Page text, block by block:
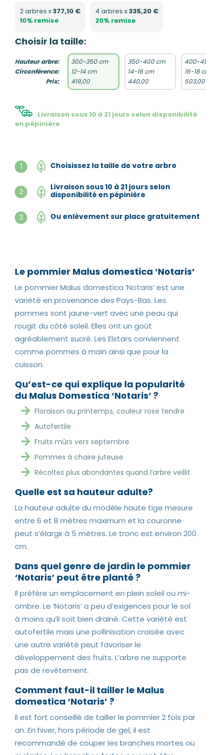
2 arbres x377,10 €
10% remise
4 arbres x335,20 €
20% remise
Choisir la taille:
Hauteur arbre:
Circonférence:
Prix:
300-350 cm
12-14 cm
419,00
350-400 cm
14-16 cm
440,00
400-450
16-18 cm
503,00
Livraison sous 10 à 21 jours selon disponibilité
en pépinière
1 Choisissez la taille de votre arbre
2
Livraison sous 10 à 21 jours selon
disponibilité en pépinière
3 Ou enlèvement sur place gratuitement
Le pommier Malus domestica ‘Notaris’
Le pommier Malus domestica ‘Notaris’ est une
variété en provenance des Pays-Bas. Les
pommes sont jaune-vert avec une peau qui
rougit du côté soleil. Elles ont un goût
agréablement sucré. Les Elstars conviennent
comme pommes à main ainsi que pour la
cuisson.
Qu’est-ce qui explique la popularité
du Malus Domestica ‘Notaris’ ?
Floraison au printemps, couleur rose tendre
Autofertile
Fruits mûrs vers septembre
Pommes à chaire juteuse
Récoltes plus abondantes quand l’arbre veillit
Quelle est sa hauteur adulte?
La hauteur adulte du modèle haute tige mesure
entre 6 et 8 mètres maximum et la couronne
peut s’élargir à 5 mètres. Le tronc est environ 200
cm.
Dans quel genre de jardin le pommier
‘Notaris’ peut être planté ?
Il préfère un emplacement en plein soleil ou mi-
ombre. Le ‘Notaris’ a peu d’exigences pour le sol
à moins qu’il soit bien drainé. Cette variété est
autofertile mais une pollinisation croisée avec
une autre variété peut favoriser le
développement des fruits. L’arbre ne supporte
pas de revêtement.
Comment faut-il tailler le Malus
domestica ‘Notaris’ ?
Il est fort conseillé de tailler le pommier 2 fois par
an. En hiver, hors période de gel, il est
recommandé de couper les branches mortes ou